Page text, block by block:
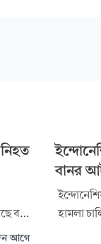
নিহত
বলে
আগে
বানর
হামলা